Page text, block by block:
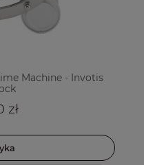
Machine - Invotis
zł